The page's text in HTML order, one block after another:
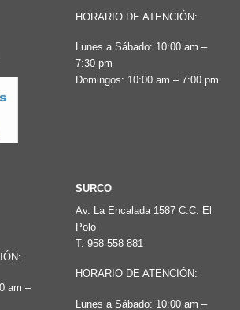
HORARIO DE ATENCIÓN:
Lunes a Sábado: 10:00 am –
7:30 pm
Domingos: 10:00 am – 7:00 pm
am –
SURCO
Av. La Encalada 1587 C.C. El
Polo
T. 958 558 881
HORARIO DE ATENCIÓN:
Lunes a Sábado: 10:00 am –